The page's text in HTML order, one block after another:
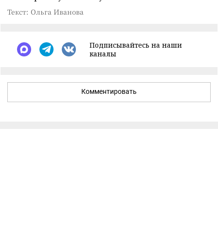
Текст: Ольга Иванова
Подписывайтесь на наши
каналы
Комментировать